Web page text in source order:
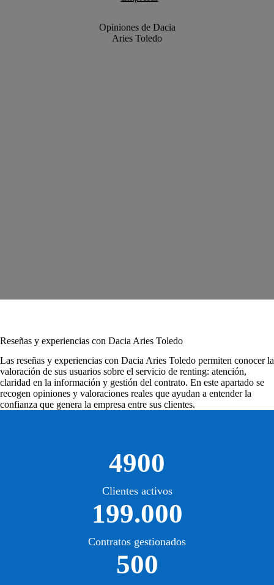
Opiniones de Dacia
Aries Toledo
Reseñas y experiencias con Dacia Aries Toledo
Las reseñas y experiencias con Dacia Aries Toledo permiten conocer la
valoración de sus usuarios sobre el servicio de renting: atención,
claridad en la información y gestión del contrato. En este apartado se
recogen opiniones y valoraciones reales que ayudan a entender la
confianza que genera la empresa entre sus clientes.
4900
Clientes activos
199.000
Contratos gestionados
500